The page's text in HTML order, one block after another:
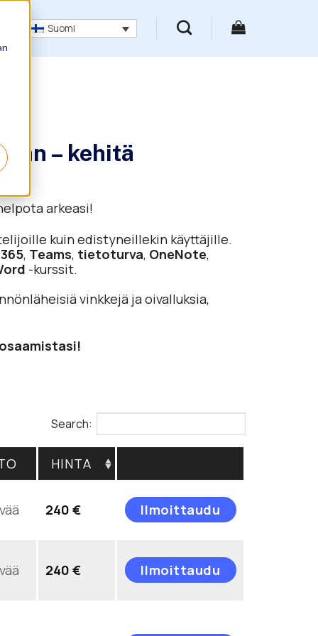
Suomi
– kehitä
arkeasi!
kuin edistyneillekin käyttäjille.
, Teams, tietoturva, OneNote,
-kurssit.
vinkkejä ja oivalluksia,
Search:
HINTA
240 € Ilmoittaudu
Tällä
muunnelma.
240 € Ilmoittaudu
Tällä